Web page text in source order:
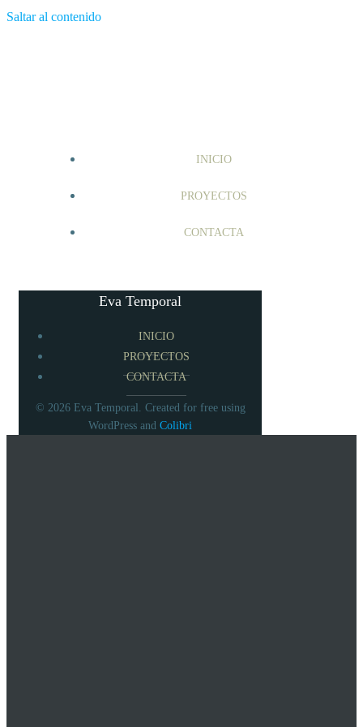
Saltar al contenido
INICIO
PROYECTOS
CONTACTA
Eva Temporal
INICIO
PROYECTOS
CONTACTA
© 2026 Eva Temporal. Created for free using
WordPress and Colibri